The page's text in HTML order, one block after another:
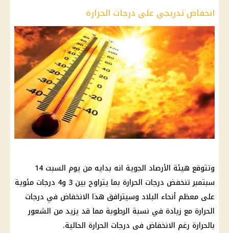
انخفاض تدريجي على درجات الحرارة
وتتوقع هيئة الأرصاد الجوية انه بدايه من يوم السبت 14
سبتمبر تنخفض درجات الحرارة بما يتراوح بين 3 و4 درجات مئوية
على معظم أنحاء البلاد وسيترافق هذا الانخفاض في درجات
الحرارة مع زيادة في نسبة الرطوبة مما قد يزيد من الشعور
بالحرارة رغم الانخفاض فى درجات الحرارة الحالية.